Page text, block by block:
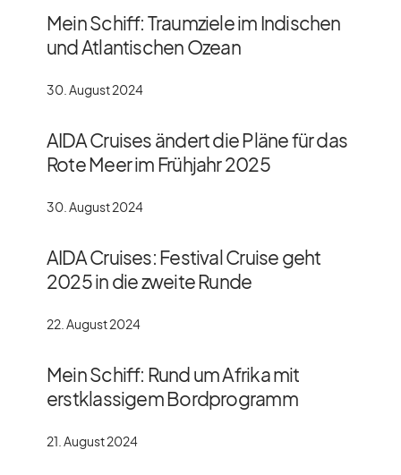
Mein Schiff: Traumziele im Indischen
und Atlantischen Ozean
30. August 2024
AIDA Cruises ändert die Pläne für das
Rote Meer im Frühjahr 2025
30. August 2024
AIDA Cruises: Festival Cruise geht
2025 in die zweite Runde
22. August 2024
Mein Schiff: Rund um Afrika mit
erstklassigem Bordprogramm
21. August 2024